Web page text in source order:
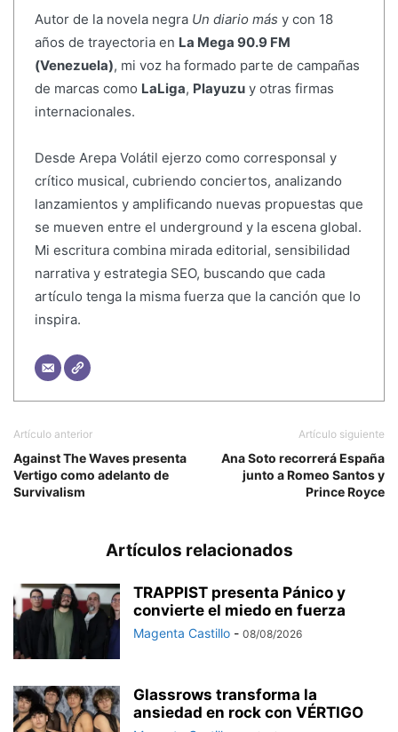
Autor de la novela negra Un diario más y con 18
años de trayectoria en La Mega 90.9 FM
(Venezuela), mi voz ha formado parte de campañas
de marcas como LaLiga, Playuzuy otras firmas
internacionales.
Desde Arepa Volátil ejerzo como corresponsal y
crítico musical, cubriendo conciertos, analizando
lanzamientos y amplificando nuevas propuestas que
se mueven entre el underground y la escena global.
Mi escritura combina mirada editorial, sensibilidad
narrativa y estrategia SEO, buscando que cada
artículo tenga la misma fuerza que la canción que lo
inspira.
Artículo anterior
Against The Waves presenta
Vertigo como adelanto de
Survivalism
Artículo siguiente
Ana Soto recorrerá España
junto a Romeo Santos y
Prince Royce
Artículos relacionados
TRAPPIST presenta Pánico y
convierte el miedo en fuerza
Magenta Castillo - 08/08/2026
Glassrows transforma la
ansiedad en rock con VÉRTIGO